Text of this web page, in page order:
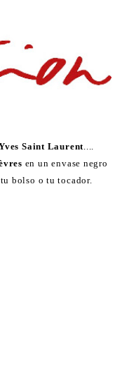
Saint Laurent
en un envase negro
bolso o tu tocador.